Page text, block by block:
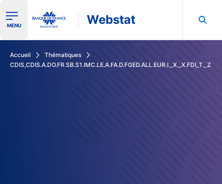
Ouvrir le menu de navigation
MENU Webstat
Accueil
Thématiques
CDIS,CDIS.A.DO.FR.SB.S1.IMC.LE.A.FA.D.FGED.ALL.EUR.I._X._X.FDI_T._Z